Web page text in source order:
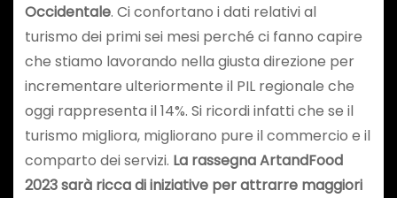
Occidentale. Ci confortano i dati relativi al
turismo dei primi sei mesi perché ci fanno capire
che stiamo lavorando nella giusta direzione per
incrementare ulteriormente il PIL regionale che
oggi rappresenta il 14%. Si ricordi infatti che se il
turismo migliora, migliorano pure il commercio e il
comparto dei servizi. La rassegna ArtandFood
2023 sarà ricca di iniziative per attrarre maggiori